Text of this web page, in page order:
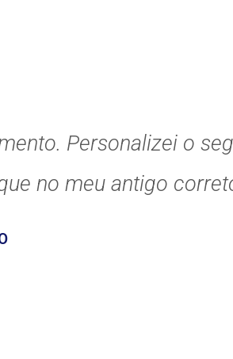
Personalizei o
no meu antigo